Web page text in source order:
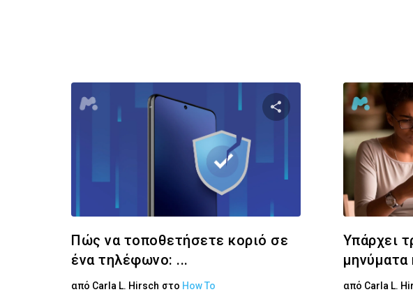
Κοινοποιήστε αυτό το
Facebook Αντιγραφή
Πώς να τοποθετήσετε κοριό σε
ένα τηλέφωνο: ...
από Carla L. Hirsch στο How To
Υπάρχει
μηνύματα
από Carla L.